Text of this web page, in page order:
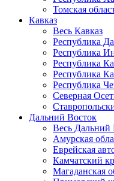
Томская
Кавказ
Весь Кавказ
Республика
Республика
Республика
Республика
Республика
Северная
Дальний Восток
Весь Дальний
Амурская
Еврейская
Камчатский
Магаданская